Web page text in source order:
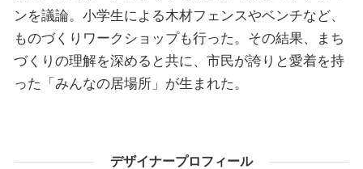
ンを議論。小学生による木材フェンスやベンチなど、
ものづくりワークショップも行った。その結果、まち
づくりの理解を深めると共に、市民が誇りと愛着を持
った「みんなの居場所」が生まれた。
デザイナープロフィール